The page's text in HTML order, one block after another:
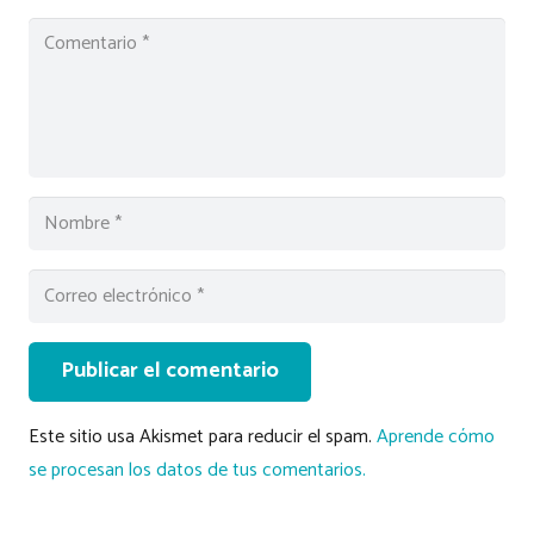
Publicar el comentario
Este sitio usa Akismet para reducir el spam.Aprende cómo
se procesan los datos de tus comentarios.